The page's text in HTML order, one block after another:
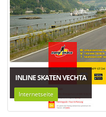
INLINE SKATEN VECHTA
Internetseite